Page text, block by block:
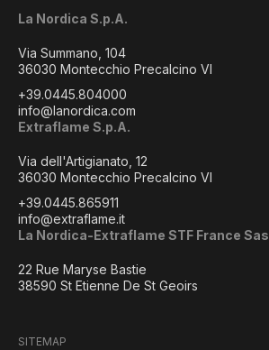
La Nordica S.p.A.
Via Summano, 104
36030 Montecchio Precalcino VI
+39.0445.804000
info@lanordica.com
Extraflame S.p.A.
Via dell'Artigianato, 12
36030 Montecchio Precalcino VI
+39.0445.865911
info@extraflame.it
La Nordica-Extraflame STF France Sas
22 Rue Maryse Bastie
38590 St Etienne De St Geoirs
SITEMAP